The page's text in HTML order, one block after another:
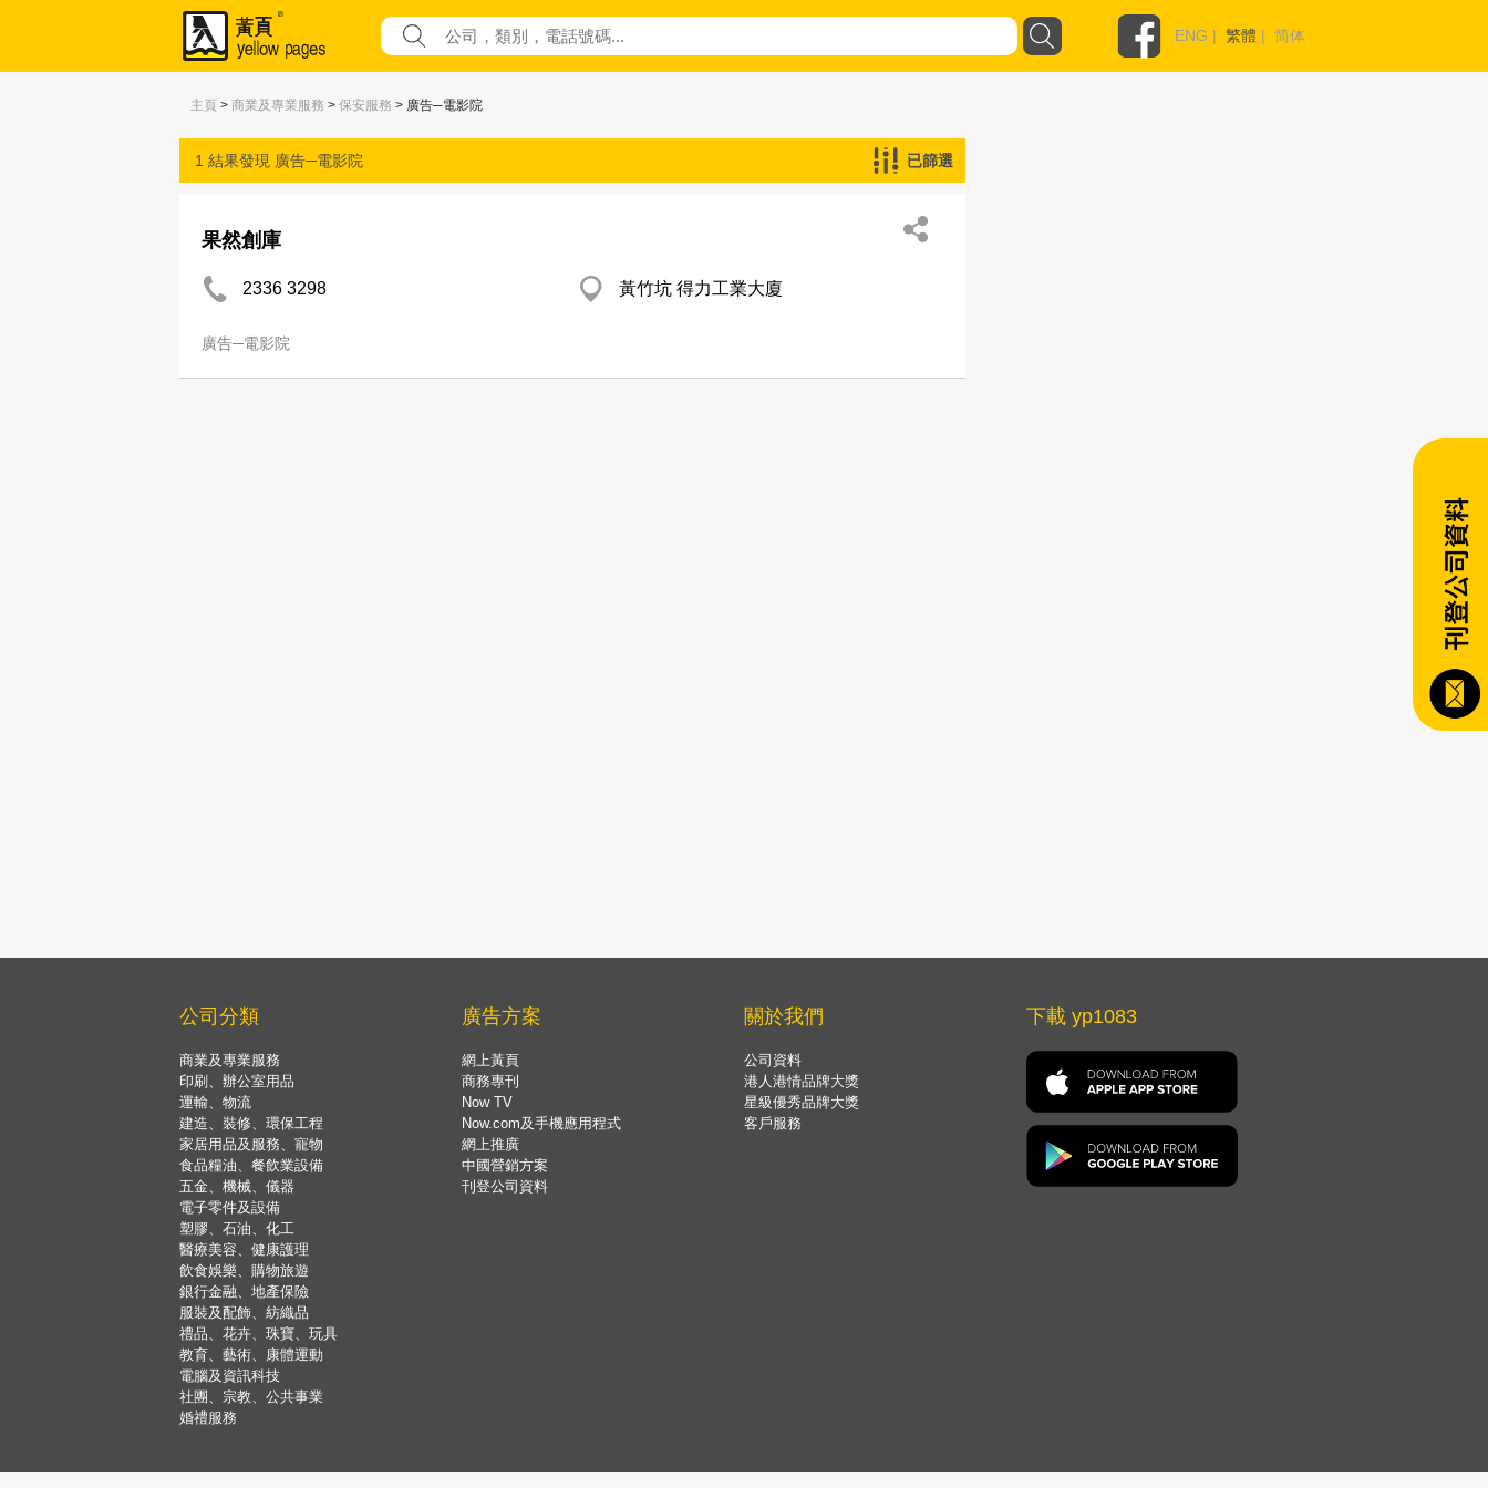
ENG | 繁體 | 简体
主頁 > 商業及專業服務 > 保安服務 > 廣告─電影院
1 結果發現 廣告─電影院 已篩選
果然創庫
2336 3298 黃竹坑 得力工業大廈
廣告─電影院
公司分類
商業及專業服務
印刷、辦公室用品
運輸、物流
建造、裝修、環保工程
家居用品及服務、寵物
食品糧油、餐飲業設備
五金、機械、儀器
電子零件及設備
塑膠、石油、化工
醫療美容、健康護理
飲食娛樂、購物旅遊
銀行金融、地產保險
服裝及配飾、紡織品
禮品、花卉、珠寶、玩具
教育、藝術、康體運動
電腦及資訊科技
社團、宗教、公共事業
婚禮服務
廣告方案
網上黃頁
商務專刊
Now TV
Now.com及手機應用程式
網上推廣
中國營銷方案
刊登公司資料
關於我們
公司資料
港人港情品牌大獎
星級優秀品牌大獎
客戶服務
下載 yp1083